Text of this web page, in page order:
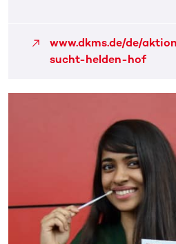
www.dkms.de/de/
sucht-helden-hof